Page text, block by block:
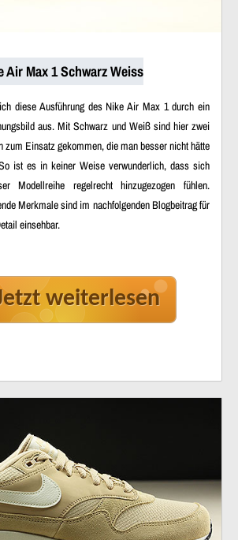
Air Max 1 Schwarz Weiss
diese Ausführung des Nike Air Max 1 durch ein
aus. Mit Schwarz und Weiß sind hier zwei
zum Einsatz gekommen, die man besser nicht hätte
ist es in keiner Weise verwunderlich, dass sich
Modellreihe regelrecht hinzugezogen fühlen.
Merkmale sind im nachfolgenden Blogbeitrag für
einsehbar.
weiterlesen